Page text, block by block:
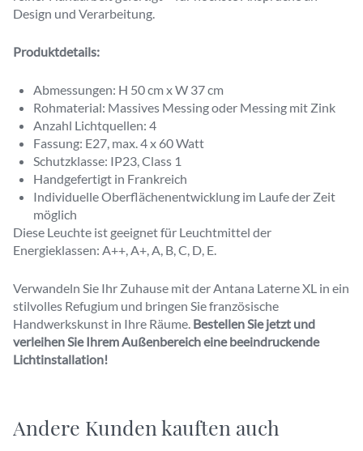
Design und Verarbeitung.
Produktdetails:
Abmessungen: H 50 cm x W 37 cm
Rohmaterial: Massives Messing oder Messing mit Zink
Anzahl Lichtquellen: 4
Fassung: E27, max. 4 x 60 Watt
Schutzklasse: IP23, Class 1
Handgefertigt in Frankreich
Individuelle Oberflächenentwicklung im Laufe der Zeit
möglich
Diese Leuchte ist geeignet für Leuchtmittel der
Energieklassen: A++, A+, A, B, C, D, E.
Verwandeln Sie Ihr Zuhause mit der Antana Laterne XL in ein
stilvolles Refugium und bringen Sie französische
Handwerkskunst in Ihre Räume. Bestellen Sie jetzt und
verleihen Sie Ihrem Außenbereich eine beeindruckende
Lichtinstallation!
Andere Kunden kauften auch